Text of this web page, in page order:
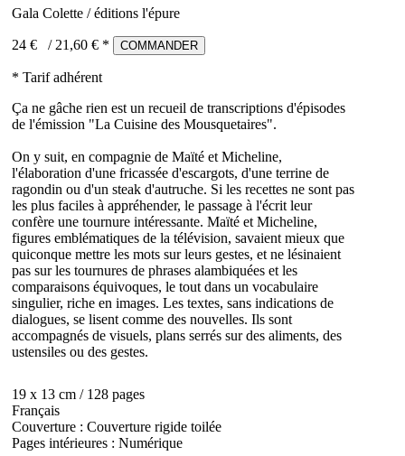
Gala Colette / éditions l'épure
24 € / 21,60 € * COMMANDER
* Tarif adhérent
Ça ne gâche rien est un recueil de transcriptions d'épisodes
de l'émission "La Cuisine des Mousquetaires".
On y suit, en compagnie de Maïté et Micheline,
l'élaboration d'une fricassée d'escargots, d'une terrine de
ragondin ou d'un steak d'autruche. Si les recettes ne sont pas
les plus faciles à appréhender, le passage à l'écrit leur
confère une tournure intéressante. Maïté et Micheline,
figures emblématiques de la télévision, savaient mieux que
quiconque mettre les mots sur leurs gestes, et ne lésinaient
pas sur les tournures de phrases alambiquées et les
comparaisons équivoques, le tout dans un vocabulaire
singulier, riche en images. Les textes, sans indications de
dialogues, se lisent comme des nouvelles. Ils sont
accompagnés de visuels, plans serrés sur des aliments, des
ustensiles ou des gestes.
19 x 13 cm / 128 pages
Français
Couverture : Couverture rigide toilée
Pages intérieures : Numérique